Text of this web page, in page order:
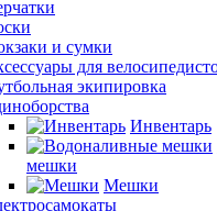
и сумки
для
экипировка
Инвентарь
мешки
Мешки